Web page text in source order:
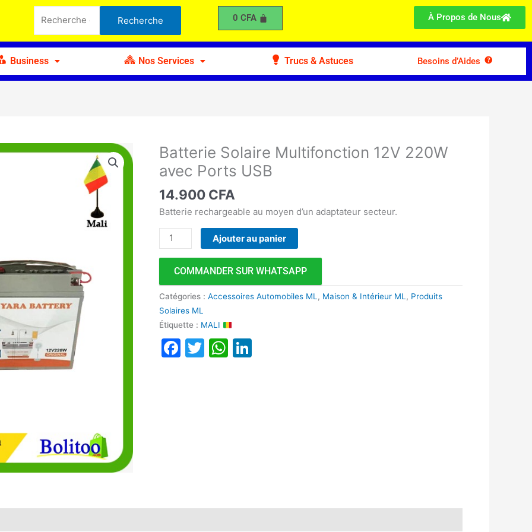
pour :
Recherche 0 CFA À Propos de Nous
Business Nos Services Trucs & Astuces Besoins d’Aides
Batterie Solaire Multifonction 12V 220W
avec Ports USB
14.900 CFA
Batterie rechargeable au moyen d’un adaptateur secteur.
quantité
Batterie
Solaire
Multifonction
220W
avec
USB
Ajouter au panier
COMMANDER SUR WHATSAPP
Catégories :Accessoires Automobiles ML, Maison & Intérieur ML, Produits
Solaires ML
Étiquette : MALI
Facebook
TwitterWhatsApp
Multifonction
220W
avec
Ports